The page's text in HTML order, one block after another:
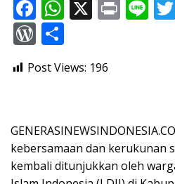
F
ac
e
b
o
k
W
s
p
p
X Pr Li
W
or
d
e
ss
ar
Post Views: 196
kebersamaan dan kerukunan
kembali ditunjukkan oleh